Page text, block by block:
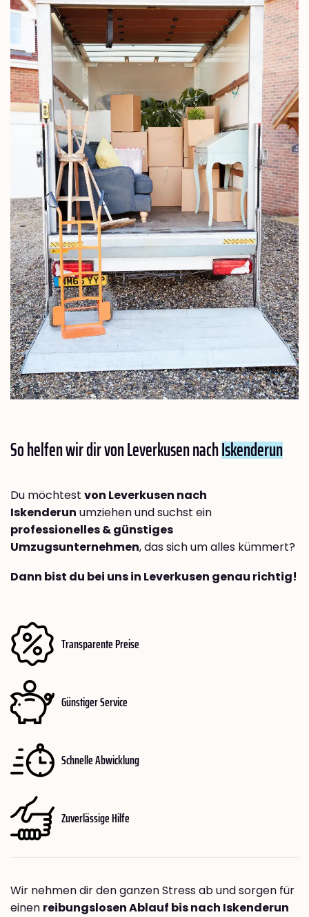
So helfen wir dir von Leverkusen nachIskenderun
Du möchtest von Leverkusen nach
Iskenderun umziehen und suchst ein
professionelles & günstiges
Umzugsunternehmen, das sich um alles kümmert?
Dann bist du bei uns in Leverkusen genau richtig!
Transparente Preise
Günstiger Service
Schnelle Abwicklung
Zuverlässige Hilfe
Wir nehmen dir den ganzen Stress ab und sorgen für
einen reibungslosen Ablauf bis nach Iskenderun